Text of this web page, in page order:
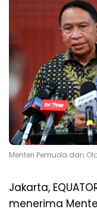
Menteri Pemuda dan
Jakarta,
menerima